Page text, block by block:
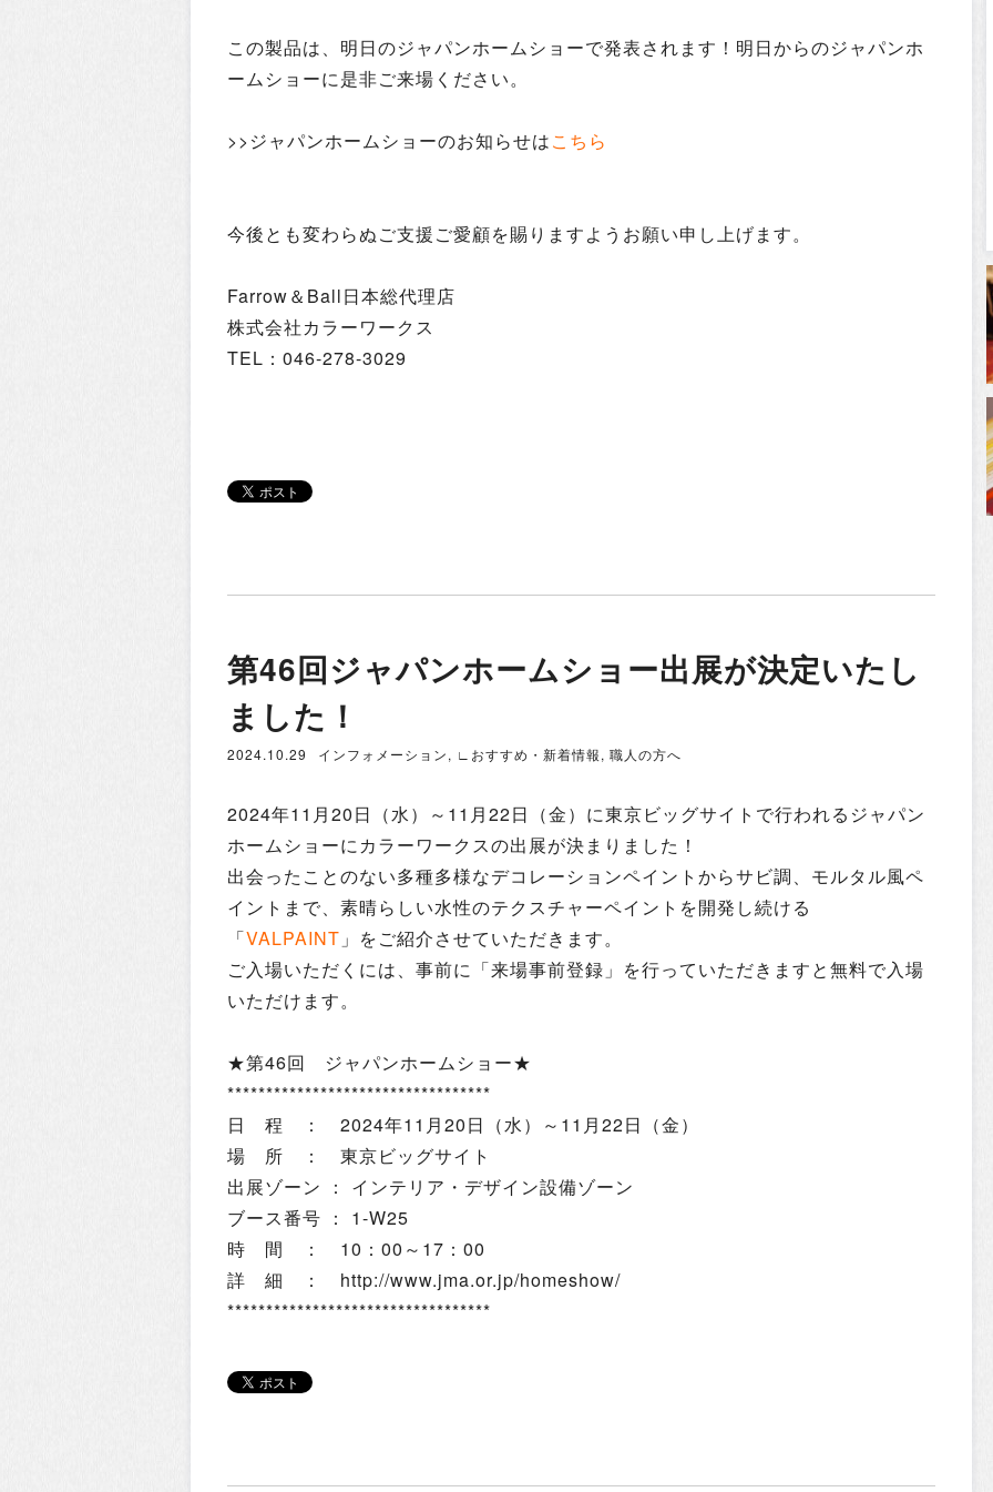
この製品は、明日のジャパンホームショーで発表されます！明日からのジャパンホ
ームショーに是非ご来場ください。
>>ジャパンホームショーのお知らせはこちら
今後とも変わらぬご支援ご愛顧を賜りますようお願い申し上げます。
Farrow＆Ball日本総代理店
株式会社カラーワークス
TEL：046-278-3029
第46回ジャパンホームショー出展が決定いたし
ました！
2024.10.29 インフォメーション, ∟おすすめ・新着情報, 職人の方へ
2024年11月20日（水）～11月22日（金）に東京ビッグサイトで行われるジャパン
ホームショーにカラーワークスの出展が決まりました！
出会ったことのない多種多様なデコレーションペイントからサビ調、モルタル風ペ
イントまで、素晴らしい水性のテクスチャーペイントを開発し続ける
「VALPAINT 」をご紹介させていただきます。
ご入場いただくには、事前に「来場事前登録 」を行っていただきますと無料で入場
いただけます。
★第46回 ジャパンホームショー★
**********************************
日 程 ： 2024年11月20日（水）～11月22日（金）
場 所 ： 東京ビッグサイト
出展ゾーン ： インテリア・デザイン設備ゾーン
ブース番号 ： 1-W25
時 間 ： 10：00～17：00
詳 細 ： http://www.jma.or.jp/homeshow/
**********************************